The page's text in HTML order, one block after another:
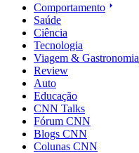
Comportamento
Saúde
Ciência
Tecnologia
Viagem & Gastronomia
Review
Auto
Educação
CNN Talks
Fórum CNN
Blogs CNN
Colunas CNN